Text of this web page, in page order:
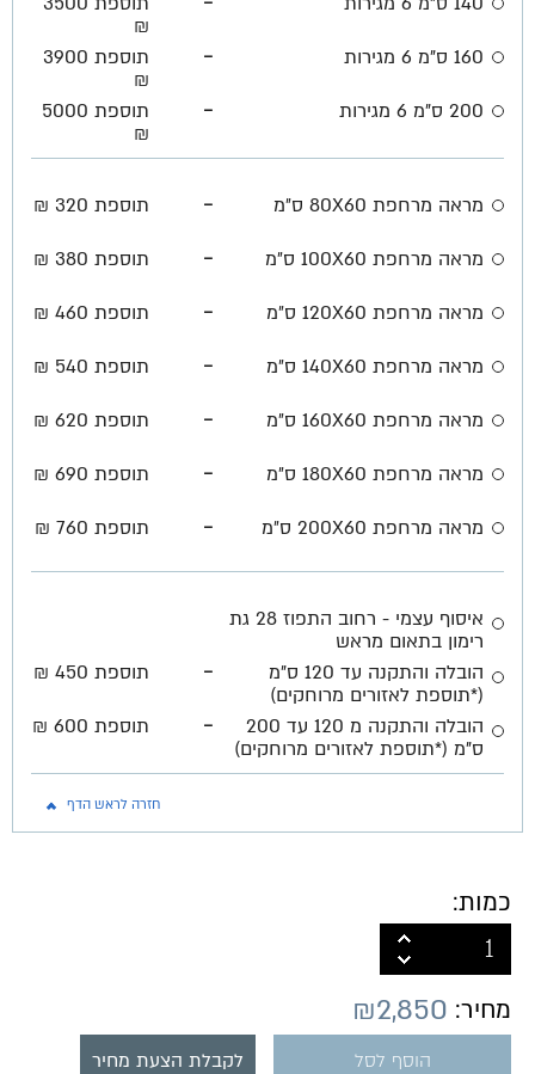
₪
160 ס"מ 6 מגירות
-
תוספת 3900
₪
200 ס"מ 6 מגירות
-
תוספת 5000
₪
מראה מרחפת 80X60 ס״מ - תוספת 320 ₪
מראה מרחפת 100X60 ס״מ - תוספת 380 ₪
מראה מרחפת 120X60 ס״מ - תוספת 460 ₪
מראה מרחפת 140X60 ס״מ - תוספת 540 ₪
מראה מרחפת 160X60 ס״מ - תוספת 620 ₪
מראה מרחפת 180X60 ס״מ - תוספת 690 ₪
מראה מרחפת 200X60 ס״מ - תוספת 760 ₪
איסוף עצמי - רחוב התפוז 28 גת
רימון בתאום מראש
הובלה והתקנה עד 120 ס"מ
(*תוספת לאזורים מרוחקים)
- תוספת 450 ₪
הובלה והתקנה מ 120 עד 200
ס"מ (*תוספת לאזורים מרוחקים)
- תוספת 600 ₪
חזרה לראש הדף
כמות:
מחיר: ₪2,850
הוסף לסל לקבלת הצעת מחיר